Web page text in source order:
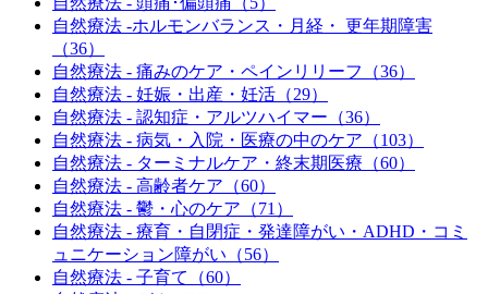
自然療法 -ホルモンバランス・月経・ 更年期障害
（36）
自然療法 - 痛みのケア・ペインリリーフ（36）
自然療法 - 妊娠・出産・妊活（29）
自然療法 - 認知症・アルツハイマー（36）
自然療法 - 病気・入院・医療の中のケア（103）
自然療法 - ターミナルケア・終末期医療（60）
自然療法 - 高齢者ケア（60）
自然療法 - 鬱・心のケア（71）
自然療法 - 療育・自閉症・発達障がい・ADHD・コミ
ュニケーション障がい（56）
自然療法 - 子育て（60）